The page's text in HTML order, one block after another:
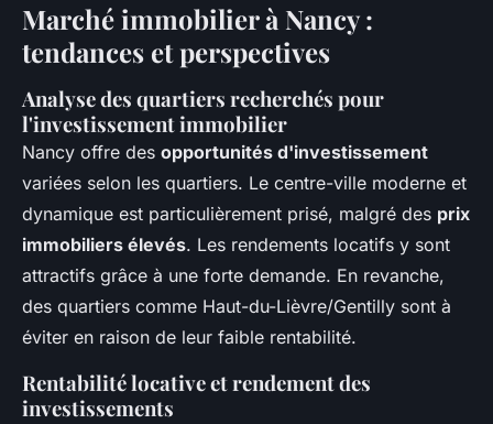
Marché immobilier à Nancy :
tendances et perspectives
Analyse des quartiers recherchés pour
l'investissement immobilier
Nancy offre des opportunités d'investissement
variées selon les quartiers. Le centre-ville moderne et
dynamique est particulièrement prisé, malgré des prix
immobiliers élevés. Les rendements locatifs y sont
attractifs grâce à une forte demande. En revanche,
des quartiers comme Haut-du-Lièvre/Gentilly sont à
éviter en raison de leur faible rentabilité.
Rentabilité locative et rendement des
investissements